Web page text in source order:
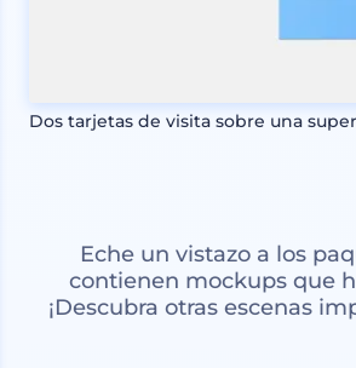
Dos tarjetas de visita sobre una
Eche un vistazo a los
contienen mockups que
¡Descubra otras escenas